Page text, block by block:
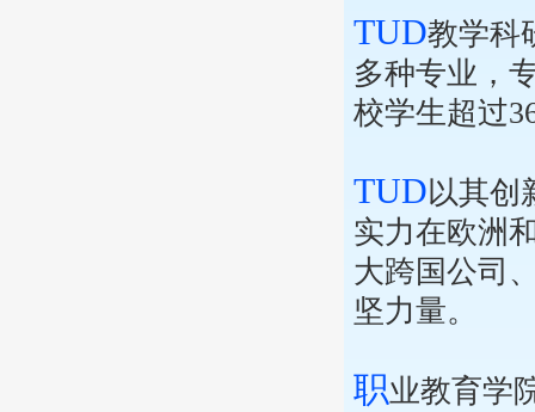
TUD教学科
多种专业，
校学生超过
TUD以其创
实力在欧洲
大跨国公司
坚力量。
职业教育学